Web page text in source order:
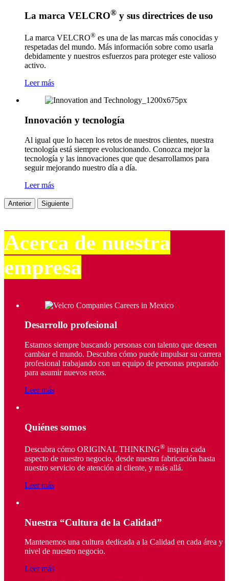
La marca VELCRO® y sus directrices de uso
La marca VELCRO® es una de las marcas más conocidas y
respetadas del mundo. Más información sobre como usarla
debidamente y nuestros esfuerzos para proteger este valioso
activo.
Leer más
Innovación y tecnología
Al igual que lo hacen los retos de nuestros clientes, nuestra
tecnología está siempre evolucionando. Conozca mejor la
tecnología y las innovaciones que que desarrollamos para
seguir mejorando nuestro día a día.
Leer más
Anterior Siguiente
Acerca de nuestra
empresa
Desarrollo profesional
Estamos siempre buscando personas con talento que deseen
cambiar el mundo. Descubra cómo puede impulsar su carrera
profesional trabajando con un equipo de personas preparado
para asumir nuevos retos.
Leer más
Quiénes somos
Descubra cómo ORIGINAL THINKING® inspira cada
aspecto de nuestro negocio, desde nuestra fabricación hasta
nuestro servicio de atención al cliente, y más allá.
Leer más
Nuestra “Cultura de la Calidad”
Mantenemos una cultura dedicada a la Calidad en cada área y
nivel de nuestro negocio.
Leer más